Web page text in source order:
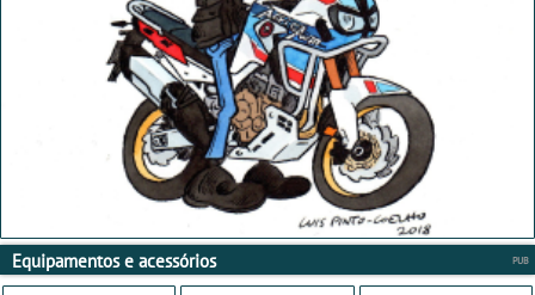
Equipamentos e acessórios